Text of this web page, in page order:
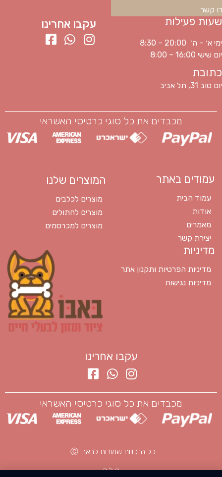
קשר
שעות פעילות
ימי א׳ – ה׳ 20:00 – 8:30
יום שישי 16:00 – 8:00
כתובת
יום טוב 31, תל אביב
עקבו אחרינו
מכבדים את כל סוגי כרטיסי האשראי
עמודים באתר
עמוד הבית
אודות
מאמרים
יצירת קשר
המוצרים שלנו
מוצרים לכלבים
מוצרים לחתולים
מוצרים למכרסמים
מדיניות
מדיניות הפרטיות ותקנון אתר
מדיניות נגישות
עקבו אחרינו
מכבדים את כל סוגי כרטיסי האשראי
כל הזכויות שמורות לבאבו Ⓒ
ט.ל.ח